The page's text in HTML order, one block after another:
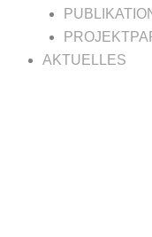
AKTUELLES